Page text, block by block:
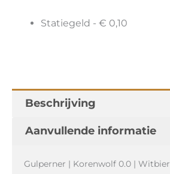
Statiegeld - € 0,10
Beschrijving
Aanvullende informatie
Gulperner | Korenwolf 0.0 | Witbier